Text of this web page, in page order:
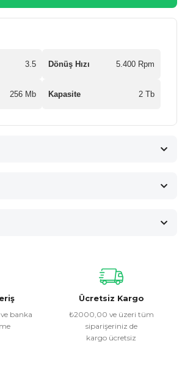
3.5 Dönüş Hızı 5.400 Rpm
256 Mb Kapasite 2 Tb
noktaları öneri formunu
iletebilirsiniz.
için teşekkür ederiz.
bozuk veya görüntülenemiyor.
banka
Ücretsiz Kargo
₺2000,00 ve üzeri tüm
siparişeriniz de
kargo ücretsiz